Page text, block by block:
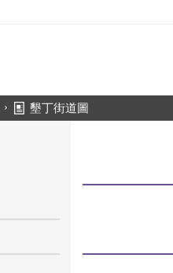
› 墾丁街道圖